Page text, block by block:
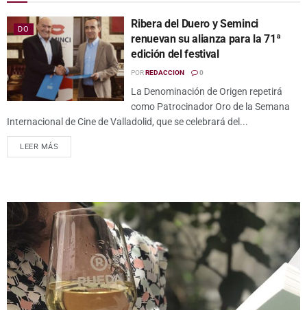
DO
Ribera del Duero y Seminci
renuevan su alianza para la 71ª
edición del festival
PORREDACCION 0
La Denominación de Origen repetirá
como Patrocinador Oro de la Semana
Internacional de Cine de Valladolid, que se celebrará del...
LEER MÁS